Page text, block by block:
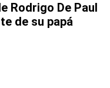
Rodrigo De Paul
de su papá